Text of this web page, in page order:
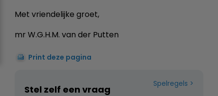
Met vriendelijke groet,
mr W.G.H.M. van der Putten
Print deze pagina
Spelregels
Stel zelf een vraag